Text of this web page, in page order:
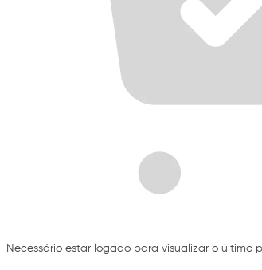
Necessário estar logado para visualizar o último